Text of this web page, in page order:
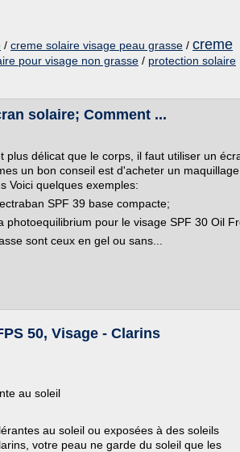
/ creme solaire visage peau grasse / creme
pour visage non grasse / protection solaire
solaire; Comment ...
délicat que le corps, il faut utiliser un
un bon conseil est d'acheter un
Voici quelques exemples:
SPF 39 base compacte;
pour le visage SPF 30 Oil
sont ceux en gel ou sans...
50, Visage - Clarins
au soleil
au soleil ou exposées à des soleils
votre peau ne garde du soleil que les